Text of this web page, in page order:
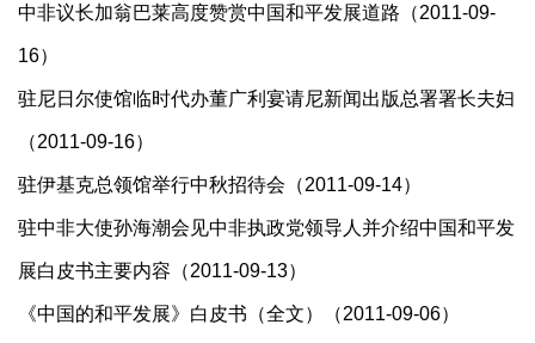
中非议长加翁巴莱高度赞赏中国和平发展道路（2011-09-
16）
驻尼日尔使馆临时代办董广利宴请尼新闻出版总署署长夫妇
（2011-09-16）
驻伊基克总领馆举行中秋招待会（2011-09-14）
驻中非大使孙海潮会见中非执政党领导人并介绍中国和平发
展白皮书主要内容（2011-09-13）
《中国的和平发展》白皮书（全文）（2011-09-06）